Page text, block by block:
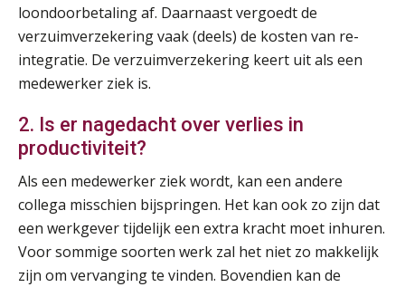
loondoorbetaling af. Daarnaast vergoedt de
verzuimverzekering vaak (deels) de kosten van re-
integratie. De verzuimverzekering keert uit als een
medewerker ziek is.
2. Is er nagedacht over verlies in
productiviteit?
Als een medewerker ziek wordt, kan een andere
collega misschien bijspringen. Het kan ook zo zijn dat
een werkgever tijdelijk een extra kracht moet inhuren.
Voor sommige soorten werk zal het niet zo makkelijk
zijn om vervanging te vinden. Bovendien kan de
26
AUG
Summercourse Impact en invloed van AI op de salarisverwerking (basis)
MOCuitgevers
27
28
AUG
MOCuitgevers
28
AUG
Opfriscursus VPS (NIRPA PE)
Markus Verbeek Praehep